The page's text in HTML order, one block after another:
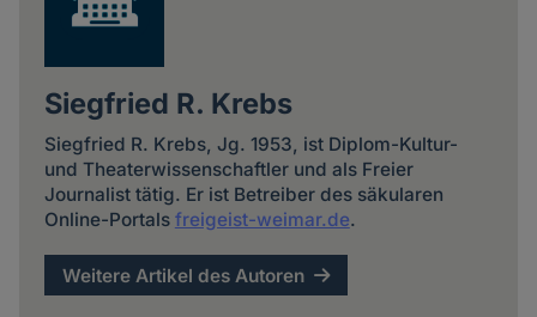
Siegfried R. Krebs
Siegfried R. Krebs, Jg. 1953, ist Diplom-Kultur-
und Theaterwissenschaftler und als Freier
Journalist tätig. Er ist Betreiber des säkularen
Online-Portals freigeist-weimar.de.
Weitere Artikel des Autoren